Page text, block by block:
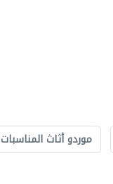
موردو أثاث المناسبات